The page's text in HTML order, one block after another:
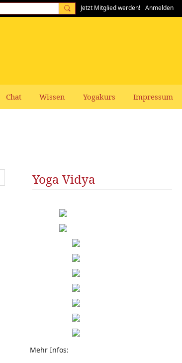
Jetzt Mitglied werden! Anmelden
Chat Wissen Yogakurs Impressum
Yoga Vidya
Mehr Infos: